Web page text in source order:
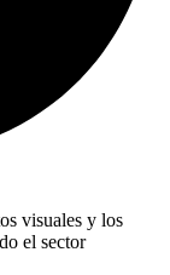
visuales y los
el sector